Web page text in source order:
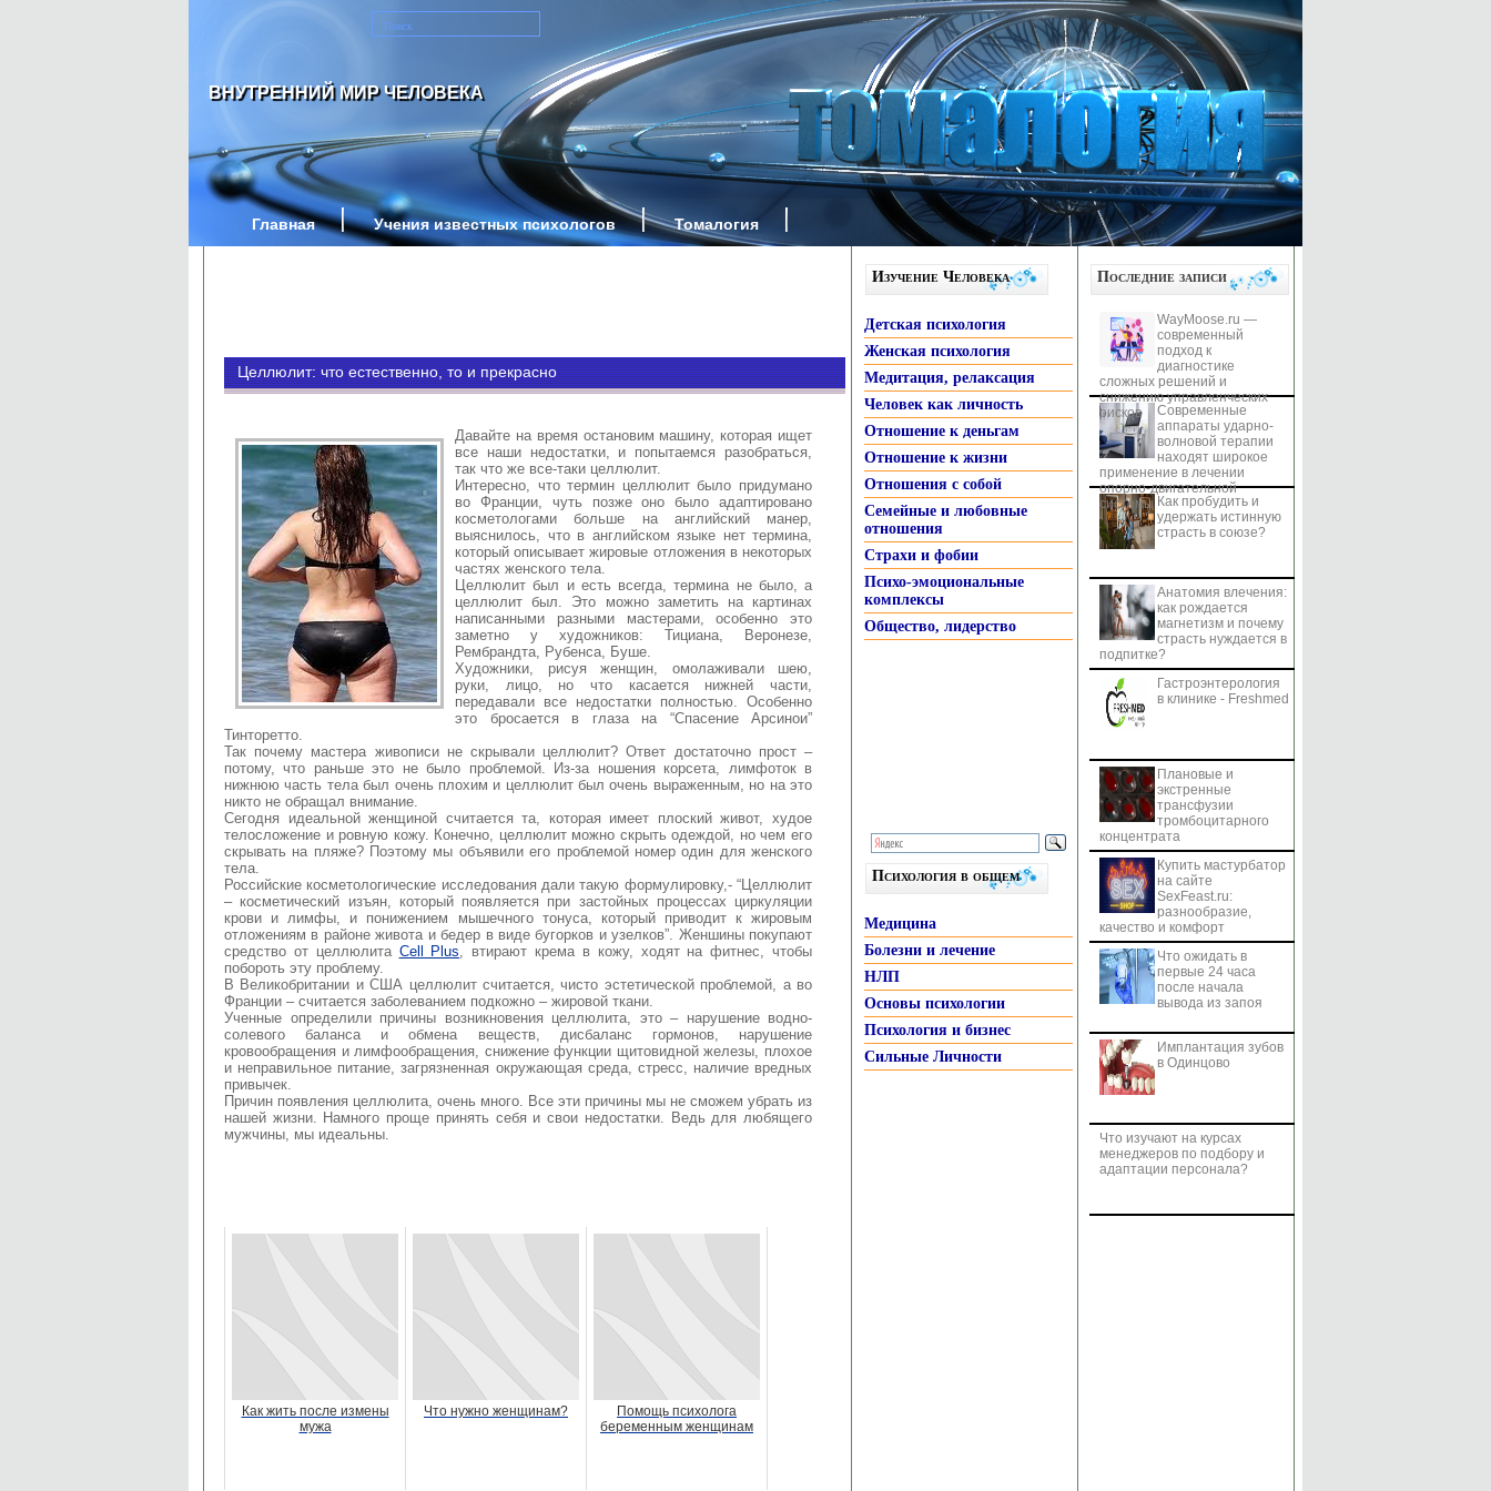
ВНУТРЕННИЙ МИР ЧЕЛОВЕКА
Главная Учения известных психологов Томалогия
Целлюлит: что естественно, то и прекрасно
Давайте на время остановим машину, которая ищет
все наши недостатки, и попытаемся разобраться,
так что же все-таки целлюлит.
Интересно, что термин целлюлит было придумано
во Франции, чуть позже оно было адаптировано
косметологами больше на английский манер,
выяснилось, что в английском языке нет термина,
который описывает жировые отложения в некоторых
частях женского тела.
Целлюлит был и есть всегда, термина не было, а
целлюлит был. Это можно заметить на картинах
написанными разными мастерами, особенно это
заметно у художников: Тициана, Веронезе,
Рембрандта, Рубенса, Буше.
Художники, рисуя женщин, омолаживали шею,
руки, лицо, но что касается нижней части,
передавали все недостатки полностью. Особенно
это бросается в глаза на “Спасение Арсинои”
Тинторетто.
Так почему мастера живописи не скрывали целлюлит? Ответ достаточно прост –
потому, что раньше это не было проблемой. Из-за ношения корсета, лимфоток в
нижнюю часть тела был очень плохим и целлюлит был очень выраженным, но на это
никто не обращал внимание.
Сегодня идеальной женщиной считается та, которая имеет плоский живот, худое
телосложение и ровную кожу. Конечно, целлюлит можно скрыть одеждой, но чем его
скрывать на пляже? Поэтому мы объявили его проблемой номер один для женского
тела.
Российские косметологические исследования дали такую формулировку,- “Целлюлит
– косметический изъян, который появляется при застойных процессах циркуляции
крови и лимфы, и понижением мышечного тонуса, который приводит к жировым
отложениям в районе живота и бедер в виде бугорков и узелков”. Женшины покупают
средство от целлюлита Cell Plus , втирают крема в кожу, ходят на фитнес, чтобы
побороть эту проблему.
В Великобритании и США целлюлит считается, чисто эстетической проблемой, а во
Франции – считается заболеванием подкожно – жировой ткани.
Ученные определили причины возникновения целлюлита, это – нарушение водно-
солевого баланса и обмена веществ, дисбаланс гормонов, нарушение
кровообращения и лимфообращения, снижение функции щитовидной железы, плохое
и неправильное питание, загрязненная окружающая среда, стресс, наличие вредных
привычек.
Причин появления целлюлита, очень много. Все эти причины мы не сможем убрать из
нашей жизни. Намного проще принять себя и свои недостатки. Ведь для любящего
мужчины, мы идеальны.
Как жить после измены
мужа
Что нужно женщинам?
Помощь психолога
беременным женщинам
Изучение Человека
Детская психология
Женская психология
Медитация, релаксация
Человек как личность
Отношение к деньгам
Отношение к жизни
Отношения с собой
Семейные и любовные
отношения
Страхи и фобии
Психо-эмоциональные
комплексы
Общество, лидерство
Психология в общем
Медицина
Болезни и лечение
НЛП
Основы психологии
Психология и бизнес
Сильные Личности
Последние записи
WayMoose.ru —
современный
подход к
диагностике
сложных решений и
снижению управленческих
рисков
Современные
аппараты ударно-
волновой терапии
находят широкое
применение в лечении
опорно-двигательной
системы Как пробудить и
удержать истинную
страсть в союзе?
Анатомия влечения:
как рождается
магнетизм и почему
страсть нуждается в
подпитке?
Гастроэнтерология
в клинике - Freshmed
Плановые и
экстренные
трансфузии
тромбоцитарного
концентрата
Купить мастурбатор
на сайте
SexFeast.ru:
разнообразие,
качество и комфорт
Что ожидать в
первые 24 часа
после начала
вывода из запоя
Имплантация зубов
в Одинцово
Что изучают на курсах
менеджеров по подбору и
адаптации персонала?